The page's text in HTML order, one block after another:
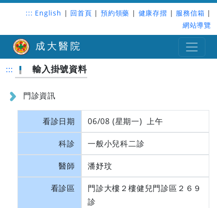
::: English | 回首頁 | 預約領藥 | 健康存摺 | 服務信箱 |
網站導覽
成大醫院
::: 輸入掛號資料
門診資訊
看診日期 06/08 (星期一) 上午
科診 一般小兒科二診
醫師 潘妤玟
看診區
門診大樓２樓健兒門診區２６９
診